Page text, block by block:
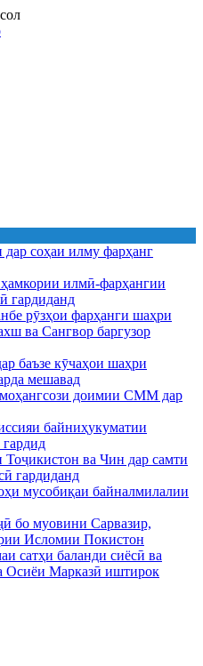
соҳаи илму фарҳанг
илмӣ-фарҳангии
гардиданд
рӯзҳои фарҳанги шаҳри
ва Сангвор баргузор
баъзе кӯчаҳои шаҳри
мешавад
доимии СММ дар
байниҳукуматии
гардид
ва Чин дар самти
гардиданд
мусобиқаи байналмилалии
бо муовини Сарвазир,
Исломии Покистон
сатҳи баланди сиёсӣ ва
Осиёи Марказӣ иштирок